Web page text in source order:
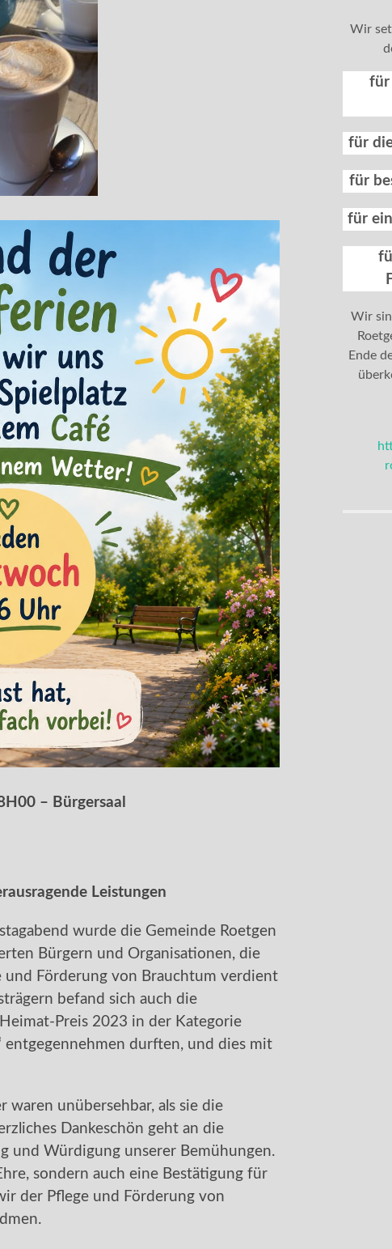
– Bürgersaal
Leistungen
wurde die Gemeinde Roetgen
Bürgern und Organisationen, die
und Förderung von Brauchtum verdient
befand sich auch die
Preis 2023 in der Kategorie
entgegennehmen durften, und dies mit
waren unübersehbar, als sie die
Dankeschön geht an die
und Würdigung unserer Bemühungen.
sondern auch eine Bestätigung für
der Pflege und Förderung von
Wir
für
für
für
für
Wir
Ende